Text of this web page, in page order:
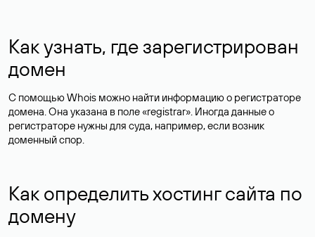
Как узнать, где зарегистрирован
домен
С помощью Whois можно найти информацию о регистраторе
домена. Она указана в поле «registrar». Иногда данные о
регистраторе нужны для суда, например, если возник
доменный спор.
Как определить хостинг сайта по
домену